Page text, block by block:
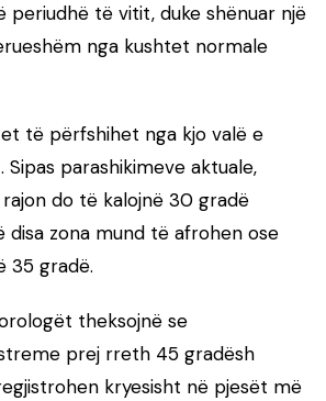
periudhë të vitit, duke shënuar një
nga kushtet normale
të përfshihet nga kjo valë e
parashikimeve aktuale,
do të kalojnë 30 gradë
disa zona mund të afrohen ose
35 gradë.
theksojnë se
prej rreth 45 gradësh
kryesisht në pjesët më